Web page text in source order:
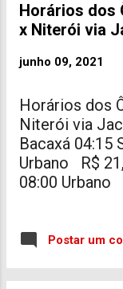
Horários dos
x Niterói via
junho 09, 2021
Horários dos
Niterói via
Bacaxá 04:15
Urbano R$
08:00 Urbano
Urbano R$
21,50 18:15
Postar um